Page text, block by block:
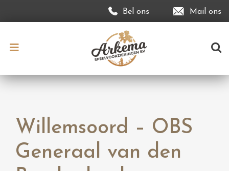
Bel ons Mail ons
Willemsoord – OBS
Generaal van den